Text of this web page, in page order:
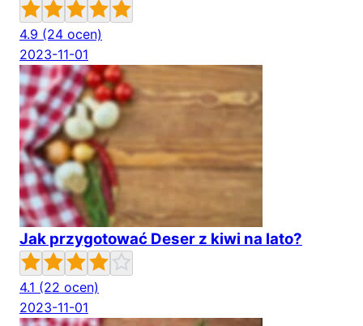
4.9 (24 ocen)
2023-11-01
Jak przygotować Deser z kiwi na lato?
4.1 (22 ocen)
2023-11-01